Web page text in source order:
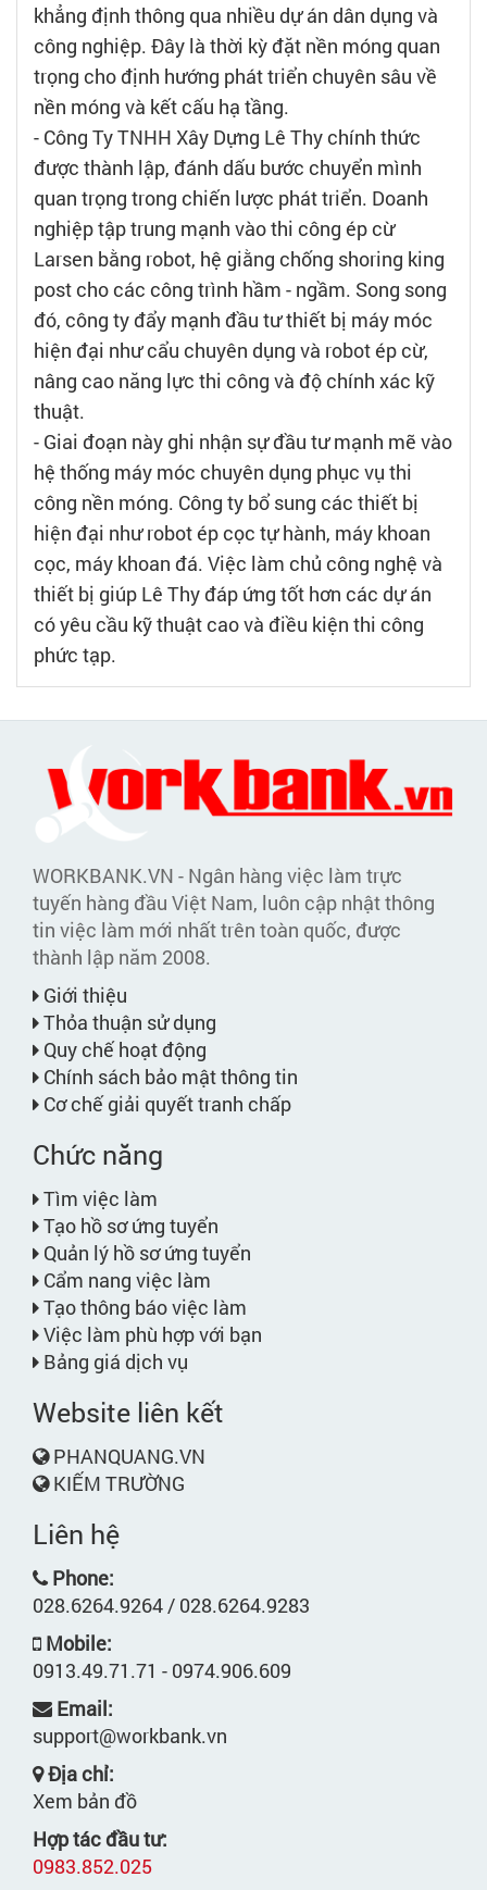
khẳng định thông qua nhiều dự án dân dụng và
công nghiệp. Đây là thời kỳ đặt nền móng quan
trọng cho định hướng phát triển chuyên sâu về
nền móng và kết cấu hạ tầng.
- Công Ty TNHH Xây Dựng Lê Thy chính thức
được thành lập, đánh dấu bước chuyển mình
quan trọng trong chiến lược phát triển. Doanh
nghiệp tập trung mạnh vào thi công ép cừ
Larsen bằng robot, hệ giằng chống shoring king
post cho các công trình hầm - ngầm. Song song
đó, công ty đẩy mạnh đầu tư thiết bị máy móc
hiện đại như cẩu chuyên dụng và robot ép cừ,
nâng cao năng lực thi công và độ chính xác kỹ
thuật.
- Giai đoạn này ghi nhận sự đầu tư mạnh mẽ vào
hệ thống máy móc chuyên dụng phục vụ thi
công nền móng. Công ty bổ sung các thiết bị
hiện đại như robot ép cọc tự hành, máy khoan
cọc, máy khoan đá. Việc làm chủ công nghệ và
thiết bị giúp Lê Thy đáp ứng tốt hơn các dự án
có yêu cầu kỹ thuật cao và điều kiện thi công
phức tạp.
WORKBANK.VN - Ngân hàng việc làm trực
tuyến hàng đầu Việt Nam, luôn cập nhật thông
tin việc làm mới nhất trên toàn quốc, được
thành lập năm 2008.
Giới thiệu
Thỏa thuận sử dụng
Quy chế hoạt động
Chính sách bảo mật thông tin
Cơ chế giải quyết tranh chấp
Chức năng
Tìm việc làm
Tạo hồ sơ ứng tuyển
Quản lý hồ sơ ứng tuyển
Cẩm nang việc làm
Tạo thông báo việc làm
Việc làm phù hợp với bạn
Bảng giá dịch vụ
Website liên kết
PHANQUANG.VN
KIẾM TRƯỜNG
Liên hệ
Phone:
028.6264.9264 / 028.6264.9283
Mobile:
0913.49.71.71 - 0974.906.609
Email:
support@workbank.vn
Địa chỉ:
Xem bản đồ
Hợp tác đầu tư:
0983.852.025